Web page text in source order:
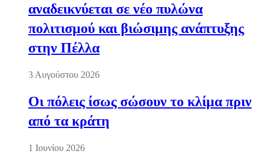
αναδεικνύεται σε νέο πυλώνα
πολιτισμού και βιώσιμης ανάπτυξης
στην Πέλλα
3 Αυγούστου 2026
Οι πόλεις ίσως σώσουν το κλίμα πριν
από τα κράτη
1 Ιουνίου 2026